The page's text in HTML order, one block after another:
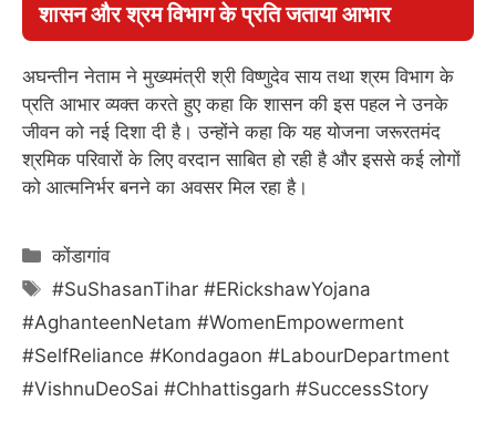
शासन और श्रम विभाग के प्रति जताया आभार
अघन्तीन नेताम ने मुख्यमंत्री श्री विष्णुदेव साय तथा श्रम विभाग के
प्रति आभार व्यक्त करते हुए कहा कि शासन की इस पहल ने उनके
जीवन को नई दिशा दी है। उन्होंने कहा कि यह योजना जरूरतमंद
श्रमिक परिवारों के लिए वरदान साबित हो रही है और इससे कई लोगों
को आत्मनिर्भर बनने का अवसर मिल रहा है।
Categories
कोंडागांव
Tags
#SuShasanTihar #ERickshawYojana
#AghanteenNetam #WomenEmpowerment
#SelfReliance #Kondagaon #LabourDepartment
#VishnuDeoSai #Chhattisgarh #SuccessStory